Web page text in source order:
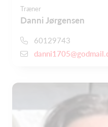
Træner
Danni Jørgensen
60129743